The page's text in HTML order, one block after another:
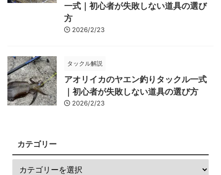
一式｜初心者が失敗しない道具の選び
方
2026/2/23
タックル解説
アオリイカのヤエン釣りタックル一式
｜初心者が失敗しない道具の選び方
2026/2/23
カテゴリー